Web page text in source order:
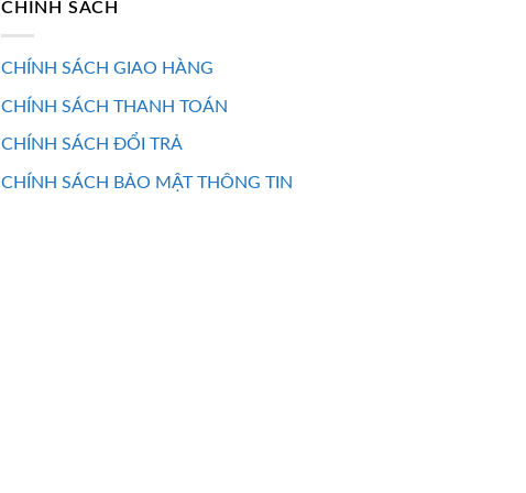
CHÍNH SÁCH
CHÍNH SÁCH GIAO HÀNG
CHÍNH SÁCH THANH TOÁN
CHÍNH SÁCH ĐỔI TRẢ
CHÍNH SÁCH BẢO MẬT THÔNG TIN